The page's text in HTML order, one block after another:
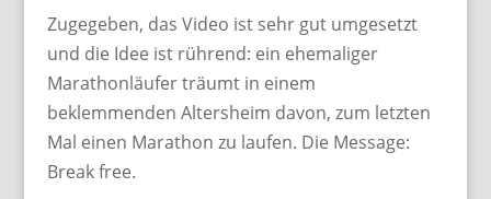
Zugegeben, das Video ist sehr gut umgesetzt
und die Idee ist rührend: ein ehemaliger
Marathonläufer träumt in einem
beklemmenden Altersheim davon, zum letzten
Mal einen Marathon zu laufen. Die Message:
Break free.